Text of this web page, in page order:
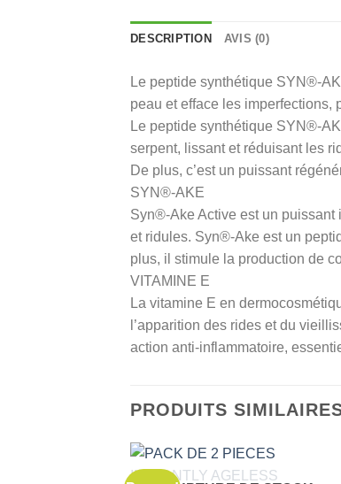
DESCRIPTION AVIS (0)
Le peptide synthétique SYN®-
peau et efface les imperfections,
Le peptide synthétique SYN®-
serpent, lissant et réduisant les
De plus, c’est un puissant
SYN®-AKE
Syn®-Ake Active est un
et ridules. Syn®-Ake est un
plus, il stimule la production de
VITAMINE E
La vitamine E en
l’apparition des rides et du
action anti-inflammatoire,
PRODUITS